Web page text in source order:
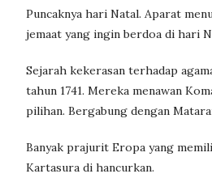
Puncaknya hari Natal. Aparat
jemaat yang ingin berdoa di hari
Sejarah kekerasan terhadap
tahun 1741. Mereka menawan
pilihan. Bergabung dengan
Banyak prajurit Eropa yang
Kartasura di hancurkan.